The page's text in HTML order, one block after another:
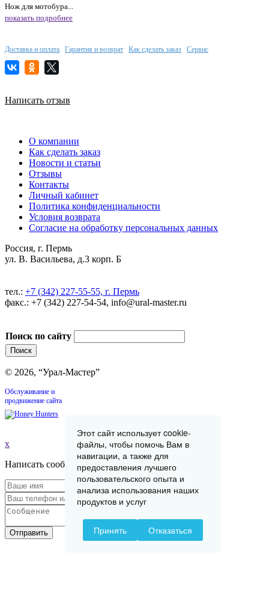
Нож для мотобура...
показать подробнее
Доставка и оплата Гарантия и возврат Как сделать заказ Сервис
Написать отзыв
О компании
Как сделать заказ
Новости и статьи
Отзывы
Контакты
Личный кабинет
Политика конфиденциальности
Условия возврата
Согласие на обработку персональных данных
Россия, г. Пермь
ул. В. Васильева, д.3 корп. Б
тел.: +7 (342) 227-55-55, г. Пермь
факс.: +7 (342) 227-54-54, info@ural-master.ru
Поиск по сайту
© 2026, “Урал-Мастер”
Обслуживание и
продвижение сайта
x
Написать сообщение
Отправить
Этот сайт использует cookie-
файлы, чтобы помочь Вам в
навигации, а также для
предоставления лучшего
пользовательского опыта и
анализа использования наших
продуктов и услуг
Принять Отказаться